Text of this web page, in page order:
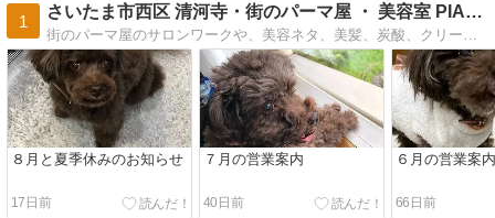
1
さいたま市西区 清河寺・街のパーマ屋 ・ 美容室 PIAN…
８月と夏季休みのお知らせ
17日前
７月の営業案内
40日前
６月の営業案内
66日前